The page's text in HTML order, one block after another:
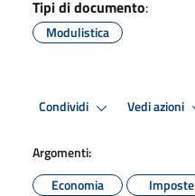
Tipi di documento:
Modulistica
Condividi Vedi azioni
Argomenti:
Economia
Imposte